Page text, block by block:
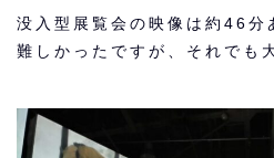
没入型展覧会の映像は約46分
難しかったですが、それでも